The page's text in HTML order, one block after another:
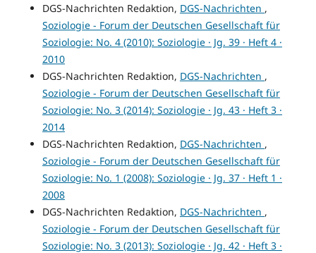
DGS-Nachrichten Redaktion, DGS-Nachrichten ,
Soziologie - Forum der Deutschen Gesellschaft für
Soziologie: No. 4 (2010): Soziologie · Jg. 39 · Heft 4 ·
2010
DGS-Nachrichten Redaktion, DGS-Nachrichten ,
Soziologie - Forum der Deutschen Gesellschaft für
Soziologie: No. 3 (2014): Soziologie · Jg. 43 · Heft 3 ·
2014
DGS-Nachrichten Redaktion, DGS-Nachrichten ,
Soziologie - Forum der Deutschen Gesellschaft für
Soziologie: No. 1 (2008): Soziologie · Jg. 37 · Heft 1 ·
2008
DGS-Nachrichten Redaktion, DGS-Nachrichten ,
Soziologie - Forum der Deutschen Gesellschaft für
Soziologie: No. 3 (2013): Soziologie · Jg. 42 · Heft 3 ·